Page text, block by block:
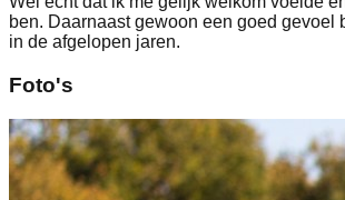
ben. Daarnaast gewoon een goed gevoel
in de afgelopen jaren.
Foto's